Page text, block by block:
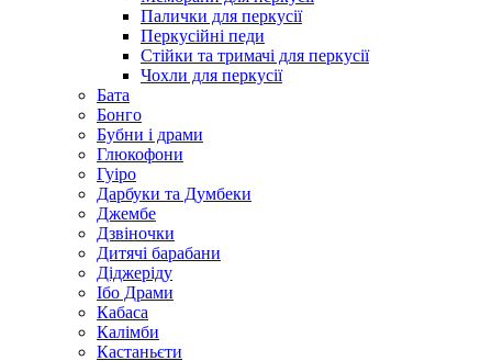
Палички для перкусії
Перкусійні педи
Стійки та тримачі для перкусії
Чохли для перкусії
Бата
Бонго
Бубни і драми
Глюкофони
Гуіро
Дарбуки та Думбеки
Джембе
Дзвіночки
Дитячі барабани
Діджеріду
Ібо Драми
Кабаса
Калімби
Кастаньєти